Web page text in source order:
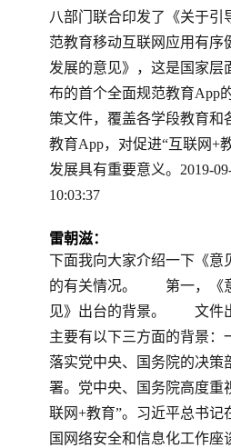
八部门联合印发了《关于引
范教育移动互联网应用有序
发展的意见》，这是国家层
布的首个全面规范教育App
策文件，覆盖各学段教育和
教育App，对促进“互联网+
发展具有重要意义。2019-
10:03:37
雷朝滋：
下面我向大家介绍一下《意
的有关情况。 第一，《
见》出台的背景。 文件
主要有以下三方面的背景：
落实党中央、国务院的决策
署。党中央、国务院高度重
联网+教育”。习近平总书记
国网络安全和信息化工作座